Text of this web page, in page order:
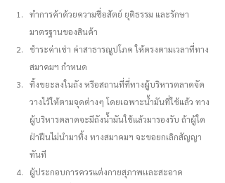
ทำการค้าด้วยความซื่อสัตย์ ยุติธรรม และรักษา
มาตรฐานของสินค้า
ชำระค่าเช่า ค่าสาธารณูปโภค ให้ตรงตามเวลาที่ทาง
สมาคมฯ กำหนด
ทิ้งขยะลงในถัง หรือสถานที่ที่ทางผู้บริหารตลาดจัด
วางไว้ให้ตามจุดต่างๆ โดยเฉพาะน้ำมันที่ใช้แล้ว ทาง
ผู้บริหารตลาดจะมีถังน้ำมันใช้แล้วมารองรับ ถ้าผู้ใด
ฝ่าฝืนไม่นำมาทิ้ง ทางสมาคมฯ จะขอยกเลิกสัญญา
ทันที
ผู้ประกอบการควรแต่งกายสุภาพเเละสะอาด